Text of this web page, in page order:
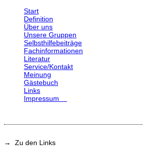
Start
Definition
Über uns
Unsere Gruppen
Selbsthilfebeiträge
Fachinformationen
Literatur
Service/Kontakt
Meinung
Gästebuch
Links
Impressum
→ Zu den Links